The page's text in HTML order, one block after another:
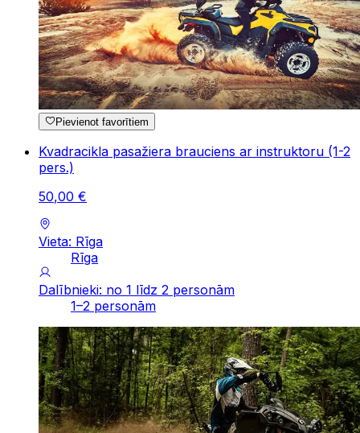
Pievienot favorītiem
Kvadracikla pasažiera brauciens ar instruktoru (1-2
pers.)
50,00 €
Vieta: Rīga
Rīga
Dalībnieki: no 1 līdz 2 personām
1–2 personām